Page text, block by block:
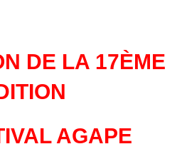
DE LA 17ÈME
AGAPE